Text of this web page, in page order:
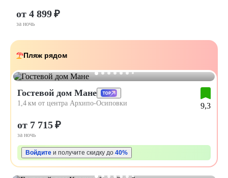
от 4 899 ₽
за ночь
Пляж рядом
Гостевой дом Мане
1,4 км от центра Архипо-Осиповки 9,3
от 7 715 ₽
за ночь
Войдите и получите скидку до 40%